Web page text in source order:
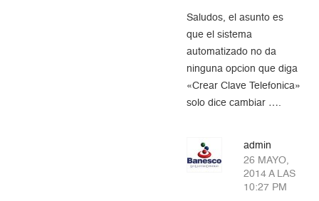
Saludos, el asunto es
que el sistema
automatizado no da
ninguna opcion que diga
«Crear Clave Telefonica»
solo dice cambiar ….
admin
26 MAYO,
2014 A LAS
10:27 PM